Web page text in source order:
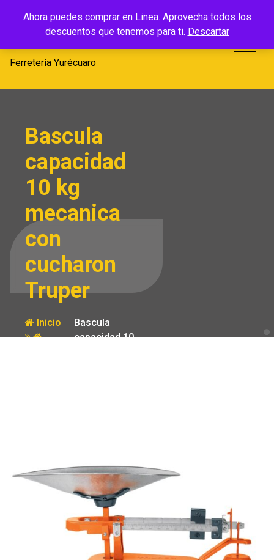
Ahora puedes comprar en Linea. Aprovecha todos los
descuentos que tenemos para ti. Descartar
Ferretería
Yurécuaro
Ferretería Yurécuaro
Bascula
capacidad
10 kg
mecanica
con
cucharon
Truper
Inicio
Bascula
capacidad 10